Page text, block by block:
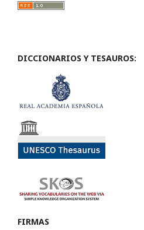
DICCIONARIOS Y TESAUROS:
FIRMAS